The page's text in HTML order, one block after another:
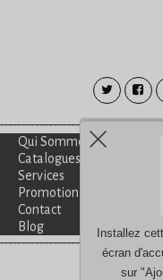
Qui Sommes-Nous?
Catalogues
Services
Promotion
Contact
Blog
Installez
écran
sur